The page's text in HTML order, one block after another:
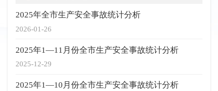
2026-01-26
2025年全市生产安全事故统计分析
2025-12-29
2025年1—11月份全市生产安全事故统计分析
2025年1—10月份全市生产安全事故统计分析